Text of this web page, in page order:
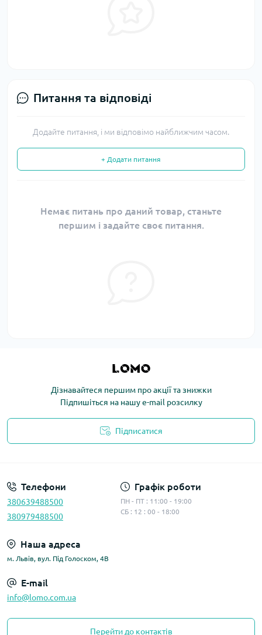
Питання та відповіді
Додайте питання, і ми відповімо найближчим часом.
+ Додати питання
Немає питань про даний товар, станьте
першим і задайте своє питання.
Дізнавайтеся першим про акції та знижки
Підпишіться на нашу e-mail розсилку
Підписатися
Телефони
380639488500
380979488500
Графік роботи
ПН - ПТ : 11:00 - 19:00
СБ : 12 : 00 - 18:00
Наша адреса
м. Львів, вул. Під Голоском, 4В
E-mail
info@lomo.com.ua
Перейти до контактів